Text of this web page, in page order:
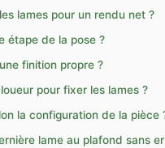
lames pour un rendu net ?
étape de la pose ?
finition propre ?
pour fixer les lames ?
la configuration de la pièce
lame au plafond sans